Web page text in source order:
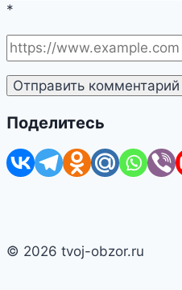
*
Поделитесь
© 2026 tvoj-obzor.ru